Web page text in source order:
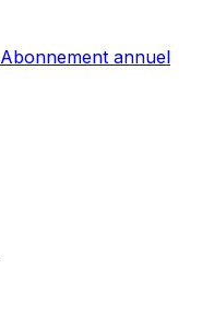
Abonnement annuel